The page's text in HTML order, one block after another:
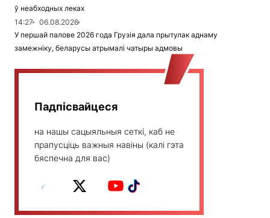
ў неабходных леках
14:27
06.08.2026
У першай палове 2026 года Грузія дала прытулак аднаму
замежніку, беларусы атрымалі чатыры адмовы
Падпісвайцеся
на нашы сацыяльныя сеткі, каб не
прапусціць важныя навіны (калі гэта
бяспечна для вас)